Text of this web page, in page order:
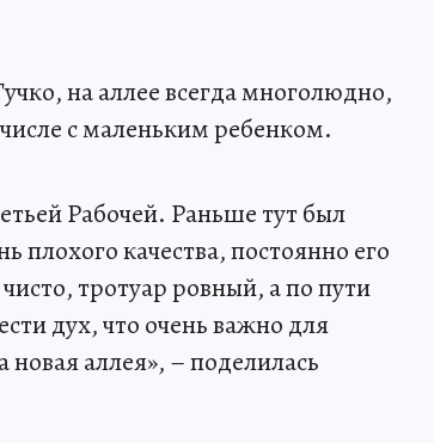
на аллее всегда многолюдно,
с маленьким ребенком.
Рабочей. Раньше тут был
плохого качества, постоянно его
тротуар ровный, а по пути
дух, что очень важно для
аллея», – поделилась